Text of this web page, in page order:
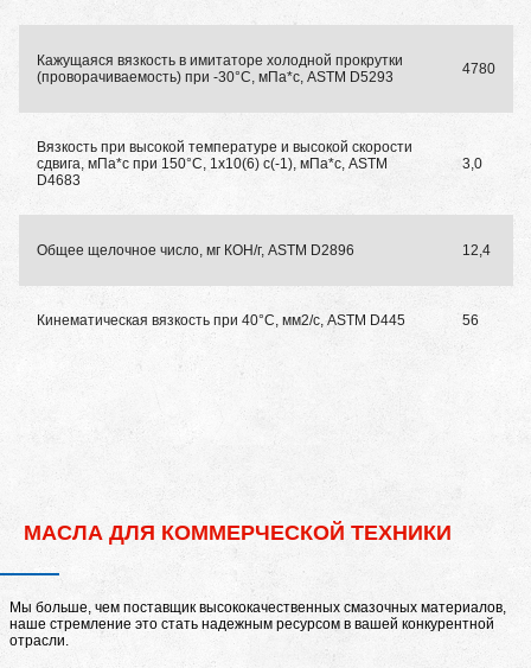
Кажущаяся вязкость в имитаторе холодной прокрутки
(проворачиваемость) при -30°С, мПа*с, ASTM D5293
4780
Вязкость при высокой температуре и высокой скорости
сдвига, мПа*с при 150°C, 1x10(6) c(-1), мПа*с, ASTM
D4683
3,0
Общее щелочное число, мг КОН/г, ASTM D2896 12,4
Кинематическая вязкость при 40°C, мм2/с, ASTM D445 56
МАСЛА ДЛЯ КОММЕРЧЕСКОЙ ТЕХНИКИ
Мы больше, чем поставщик высококачественных смазочных материалов,
наше стремление это стать надежным ресурсом в вашей конкурентной
отрасли.